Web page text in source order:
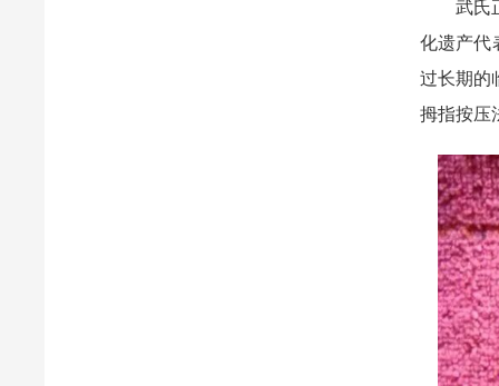
武氏正
化遗产代
过长期的
拇指按压